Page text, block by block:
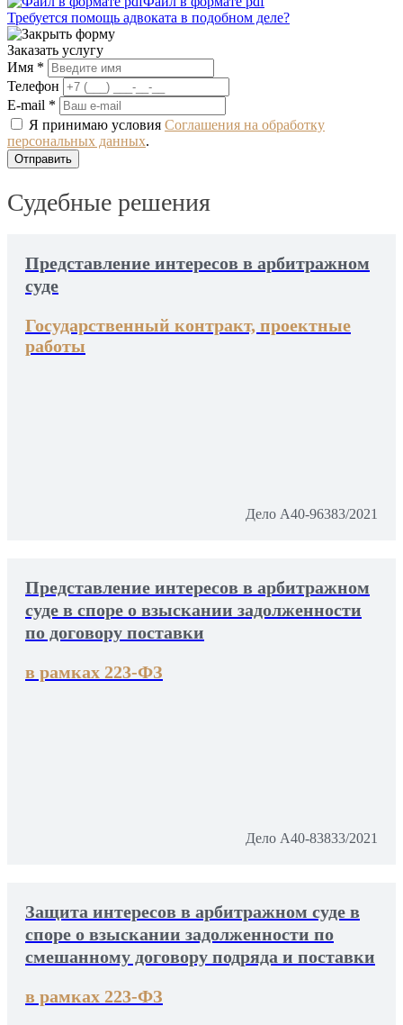
Требуется помощь адвоката в подобном деле?
Заказать услугу
Имя *
Телефон
E-mail *
Я принимаю условия Соглашения на обработку
персональных данных.
Судебные решения
Представление интересов в арбитражном
суде
Государственный контракт, проектные
работы
Дело А40-96383/2021
Представление интересов в арбитражном
суде в споре о взыскании задолженности
по договору поставки
в рамках 223-ФЗ
Дело А40-83833/2021
Защита интересов в арбитражном суде в
споре о взыскании задолженности по
смешанному договору подряда и поставки
в рамках 223-ФЗ